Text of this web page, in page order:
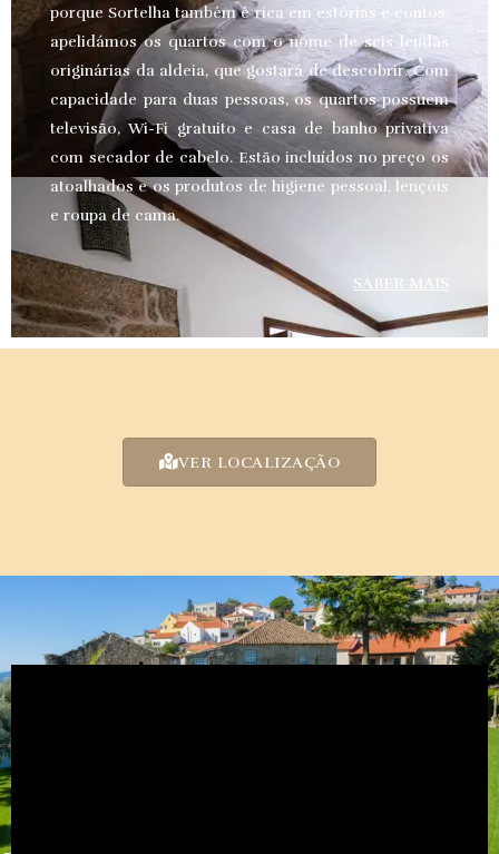
porque Sortelha também é rica em estórias e contos,
apelidámos os quartos com o nome de seis lendas
originárias da aldeia, que gostará de descobrir. Com
capacidade para duas pessoas, os quartos possuem
televisão, Wi-Fi gratuito e casa de banho privativa
com secador de cabelo. Estão incluídos no preço os
atoalhados e os produtos de higiene pessoal, lençóis
e roupa de cama.
SABER MAIS
VER LOCALIZAÇÃO